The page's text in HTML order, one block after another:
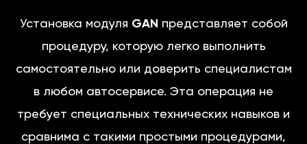
Установка модуля GAN представляет собой
процедуру, которую легко выполнить
самостоятельно или доверить специалистам
в любом автосервисе. Эта операция не
требует специальных технических навыков и
сравнима с такими простыми процедурами,